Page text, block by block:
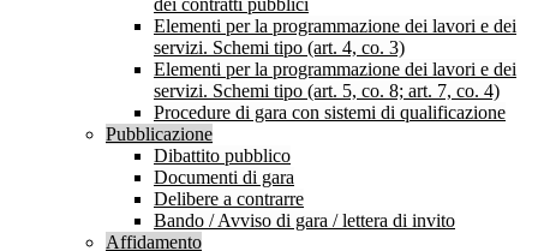
Elementi per la programmazione dei lavori e dei
servizi. Schemi tipo (art. 4, co. 3)
Elementi per la programmazione dei lavori e dei
servizi. Schemi tipo (art. 5, co. 8; art. 7, co. 4)
Procedure di gara con sistemi di qualificazione
Pubblicazione
Dibattito pubblico
Documenti di gara
Delibere a contrarre
Bando / Avviso di gara / lettera di invito
Affidamento